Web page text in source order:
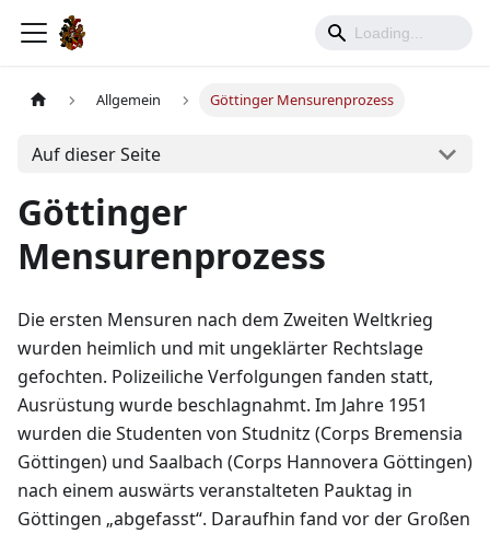
Allgemein Göttinger Mensurenprozess
Auf dieser Seite
Göttinger
Mensurenprozess
Die ersten Mensuren nach dem Zweiten Weltkrieg
wurden heimlich und mit ungeklärter Rechtslage
gefochten. Polizeiliche Verfolgungen fanden statt,
Ausrüstung wurde beschlagnahmt. Im Jahre 1951
wurden die Studenten von Studnitz (Corps Bremensia
Göttingen) und Saalbach (Corps Hannovera Göttingen)
nach einem auswärts veranstalteten Pauktag in
Göttingen „abgefasst“. Daraufhin fand vor der Großen